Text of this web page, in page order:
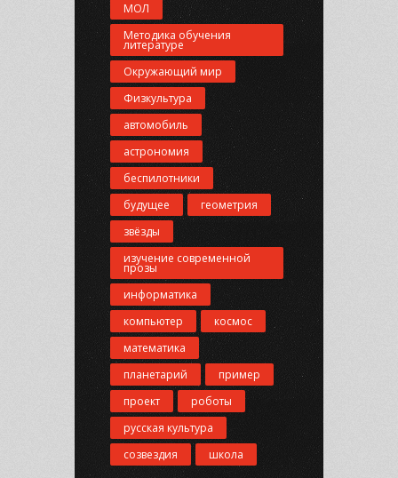
МОЛ
Методика обучения
литературе
Окружающий мир
Физкультура
автомобиль
астрономия
беспилотники
будущее
геометрия
звёзды
изучение современной
прозы
информатика
компьютер
космос
математика
планетарий
пример
проект
роботы
русская культура
созвездия
школа